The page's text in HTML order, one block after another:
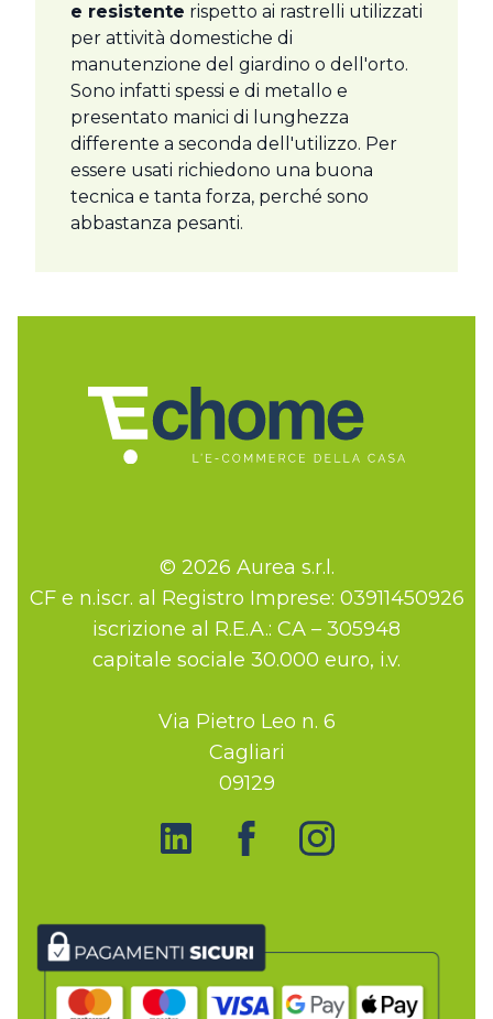
e resistente rispetto ai rastrelli utilizzati
per attività domestiche di
manutenzione del giardino o dell'orto.
Sono infatti spessi e di metallo e
presentato manici di lunghezza
differente a seconda dell'utilizzo. Per
essere usati richiedono una buona
tecnica e tanta forza, perché sono
abbastanza pesanti.
© 2026 Aurea s.r.l.
CF e n.iscr. al Registro Imprese: 03911450926
iscrizione al R.E.A.: CA – 305948
capitale sociale 30.000 euro, i.v.
Via Pietro Leo n. 6
Cagliari
09129